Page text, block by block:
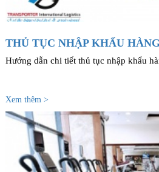
THỦ TỤC NHẬP KHẨU
Hướng dẫn chi tiết thủ tục nhập khẩu
Xem thêm >